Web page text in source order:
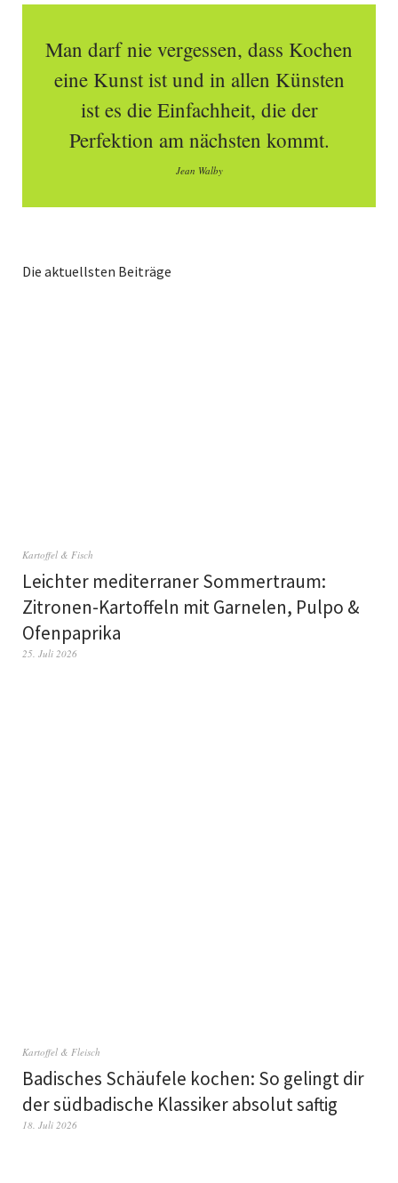
Man darf nie vergessen, dass Kochen
eine Kunst ist und in allen Künsten
ist es die Einfachheit, die der
Perfektion am nächsten kommt.
Jean Walby
Die aktuellsten Beiträge
Kartoffel & Fisch
Leichter mediterraner Sommertraum:
Zitronen-Kartoffeln mit Garnelen, Pulpo &
Ofenpaprika
25. Juli 2026
Kartoffel & Fleisch
Badisches Schäufele kochen: So gelingt dir
der südbadische Klassiker absolut saftig
18. Juli 2026